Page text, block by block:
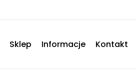
Sklep Informacje Kontakt